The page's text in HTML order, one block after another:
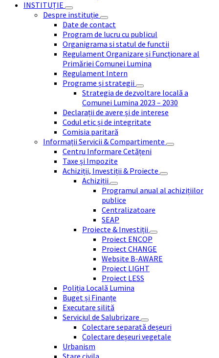
INSTITUȚIE
Despre instituție
Date de contact
Program de lucru cu publicul
Organigrama si statul de functii
Regulament Organizare și Funcționare al
Primăriei Comunei Lumina
Regulament Intern
Programe și strategii
Strategia de dezvoltare locală a
Comunei Lumina 2023 – 2030
Declarații de avere și de interese
Codul etic și de integritate
Comisia paritară
Informații Servicii & Compartimente
Centru Informare Cetățeni
Taxe și Impozite
Achiziții, Investiții & Proiecte
Achiziții
Programul anual al achizițiilor
publice
Centralizatoare
SEAP
Proiecte & Investiții
Proiect ENCOP
Proiect CHANGE
Website B-AWARE
Proiect LIGHT
Proiect LESS
Poliția Locală Lumina
Buget și Finanțe
Executare silită
Serviciul de Salubrizare
Colectare separată deșeuri
Colectare deșeuri vegetale
Urbanism
Stare civila